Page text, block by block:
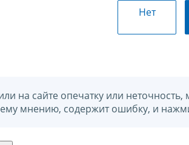
Нет
на сайте опечатку или
мнению, содержит ошибку, и